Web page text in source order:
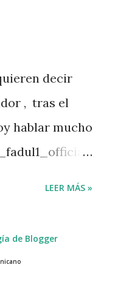
decir
, tras el
hablar mucho
carlos
LEER MÁS »
de Blogger